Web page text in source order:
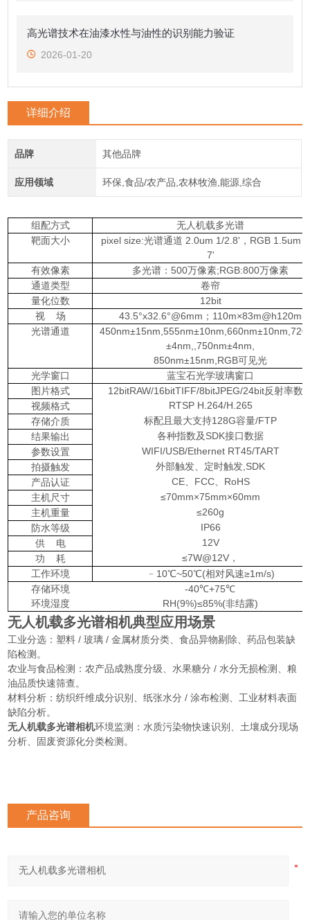
高光谱技术在油漆水性与油性的识别能力验证
2026-01-20
详细介绍
品牌 其他品牌
应用领域 环保,食品/农产品,农林牧渔,能源,综合
组配方式
无人机载多光谱
靶面大小
pixel size:光谱通道 2.0um 1/2.8'，RGB 1.5um
7'
有效像素
多光谱：500万像素;RGB:800万像素
通道类型
卷帘
量化位数
12bit
视 场
43.5°x32.6°@6mm；110m×83m@h120m
光谱通道
±4nm,,750nm±4nm,
850nm±15nm,RGB可见光
光学窗口
蓝宝石光学玻璃窗口
图片格式
12bitRAW/16bitTIFF/8bitJPEG/24bit反射率数
视频格式
RTSP H.264/H.265
存储介质
标配且最大支持128G容量/FTP
结果输出
各种指数及SDK接口数据
参数设置
WIFI/USB/Ethernet RT45/TART
拍摄触发
外部触发、定时触发,SDK
产品认证
CE、FCC、RoHS
主机尺寸
≤70mm×75mm×60mm
主机重量
≤260g
防水等级
IP66
供 电
12V
功 耗
≤7W@12V，
工作环境
﹣10℃~50℃(相对风速≥1m/s)
存储环境
-40℃+75℃
环境湿度
RH(9%)≤85%(非结露)
无人机载多光谱相机典型应用场景
工业分选 ：塑料 / 玻璃 / 金属材质分类、食品异物剔除、药品包装缺
陷检测。
农业与食品检测 ：农产品成熟度分级、水果糖分 / 水分无损检测、粮
油品质快速筛查。
材料分析 ：纺织纤维成分识别、纸张水分 / 涂布检测、工业材料表面
缺陷分析。
无人机载多光谱相机环境监测 ：水质污染物快速识别、土壤成分现场
分析、固废资源化分类检测。
产品咨询